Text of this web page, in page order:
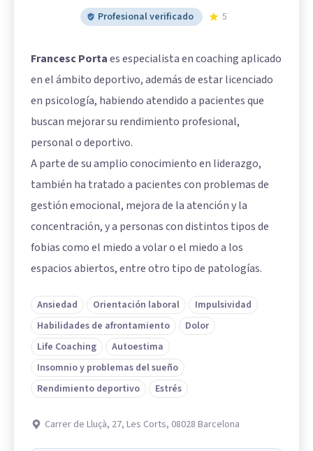
Profesional verificado 5
Francesc Portaes especialista en coaching aplicado
en el ámbito deportivo, además de estar licenciado
en psicología, habiendo atendido a pacientes que
buscan mejorar su rendimiento profesional,
personal o deportivo.
A parte de su amplio conocimiento en liderazgo,
también ha tratado a pacientes con problemas de
gestión emocional, mejora de la atención y la
concentración, y a personas con distintos tipos de
fobias como el miedo a volar o el miedo a los
espacios abiertos, entre otro tipo de patologías.
Ansiedad Orientación laboral
Impulsividad
Habilidades de afrontamiento
Dolor
Life Coaching
Autoestima
Insomnio y problemas del sueño
Rendimiento deportivo
Estrés
Carrer de Lluçà, 27, Les Corts, 08028 Barcelona